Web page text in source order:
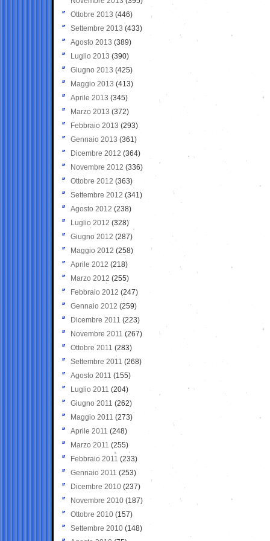
Ottobre 2013 (446)
Settembre 2013 (433)
Agosto 2013 (389)
Luglio 2013 (390)
Giugno 2013 (425)
Maggio 2013 (413)
Aprile 2013 (345)
Marzo 2013 (372)
Febbraio 2013 (293)
Gennaio 2013 (361)
Dicembre 2012 (364)
Novembre 2012 (336)
Ottobre 2012 (363)
Settembre 2012 (341)
Agosto 2012 (238)
Luglio 2012 (328)
Giugno 2012 (287)
Maggio 2012 (258)
Aprile 2012 (218)
Marzo 2012 (255)
Febbraio 2012 (247)
Gennaio 2012 (259)
Dicembre 2011 (223)
Novembre 2011 (267)
Ottobre 2011 (283)
Settembre 2011 (268)
Agosto 2011 (155)
Luglio 2011 (204)
Giugno 2011 (262)
Maggio 2011 (273)
Aprile 2011 (248)
Marzo 2011 (255)
Febbraio 2011 (233)
Gennaio 2011 (253)
Dicembre 2010 (237)
Novembre 2010 (187)
Ottobre 2010 (157)
Settembre 2010 (148)